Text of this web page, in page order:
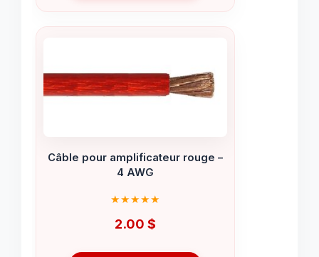
Câble pour amplificateur rouge –
4 AWG
2.00 $